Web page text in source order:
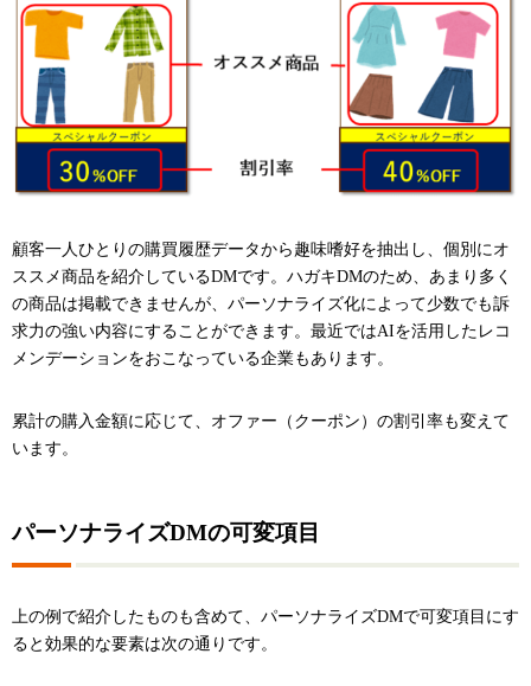
顧客一人ひとりの購買履歴データから趣味嗜好を抽出し、個別にオ
ススメ商品を紹介しているDMです。ハガキDMのため、あまり多く
の商品は掲載できませんが、パーソナライズ化によって少数でも訴
求力の強い内容にすることができます。最近ではAIを活用したレコ
メンデーションをおこなっている企業もあります。
累計の購入金額に応じて、オファー（クーポン）の割引率も変えて
います。
パーソナライズDMの可変項目
上の例で紹介したものも含めて、パーソナライズDMで可変項目にす
ると効果的な要素は次の通りです。